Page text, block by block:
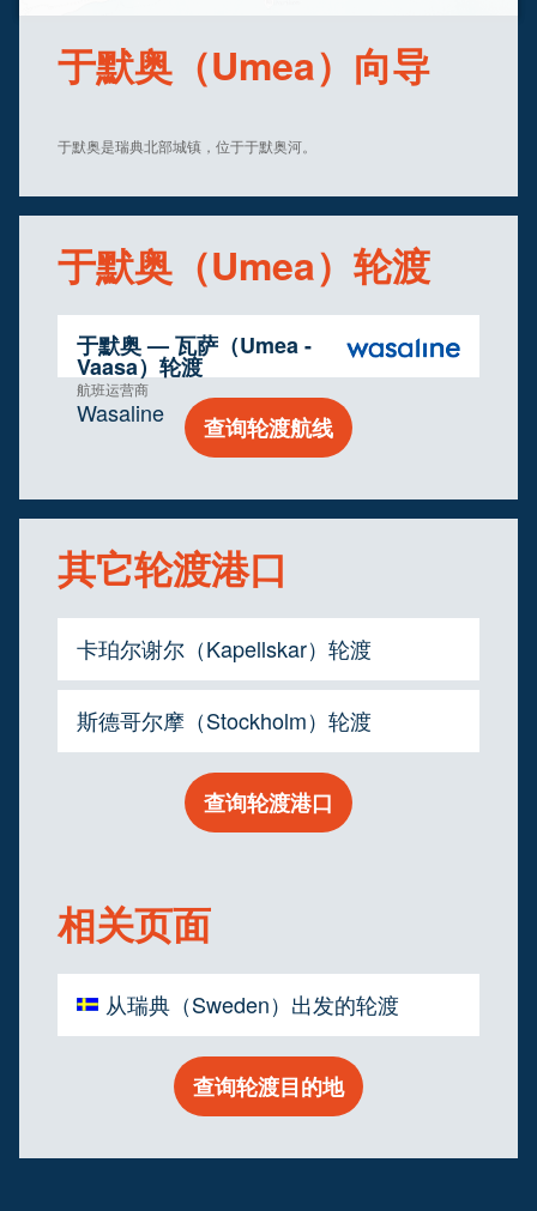
于默奥（Umea）向导
于默奥是瑞典北部城镇，位于于默奥河。
于默奥（Umea）轮渡
于默奥 — 瓦萨（Umea -
Vaasa）轮渡
航班运营商
Wasaline 查询轮渡航线
其它轮渡港口
卡珀尔谢尔（Kapellskar）轮渡
斯德哥尔摩（Stockholm）轮渡
查询轮渡港口
相关页面
从瑞典（Sweden）出发的轮渡
查询轮渡目的地